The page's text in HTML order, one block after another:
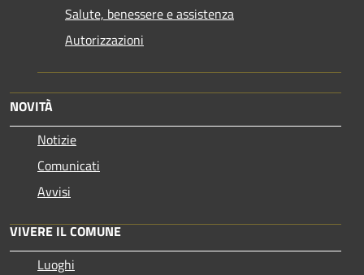
Salute, benessere e assistenza
Autorizzazioni
NOVITÀ
Notizie
Comunicati
Avvisi
VIVERE IL COMUNE
Luoghi